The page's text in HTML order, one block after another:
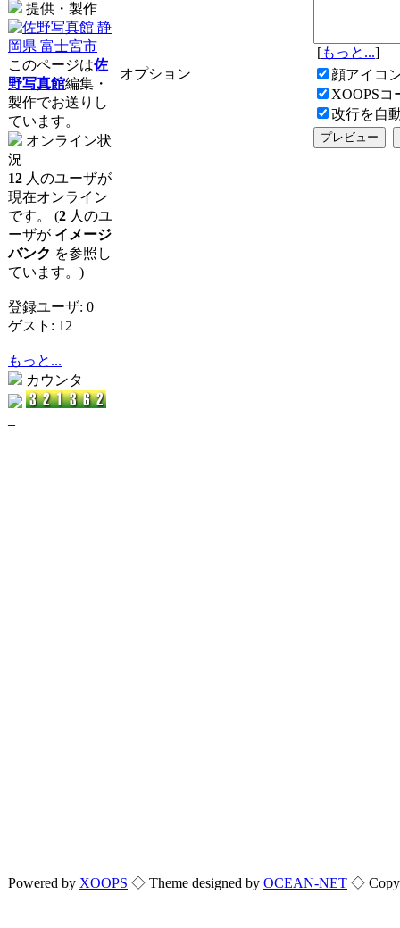
提供・製作
このページは佐
野写真館編集・
製作でお送りし
ています。
オンライン状
況
12 人のユーザが
現在オンライン
です。 (2 人のユ
ーザが イメージ
バンク を参照し
ています。)
登録ユーザ: 0
ゲスト: 12
もっと...
カウンタ
[もっと...]
オプション
顔アイコ
XOOPSコ
改行を自
Powered by XOOPS ◇ Theme designed by OCEAN-NET ◇